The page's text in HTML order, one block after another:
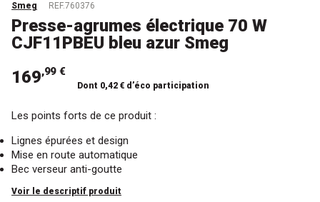
Smeg REF.760376
Presse-agrumes électrique 70 W
CJF11PBEU bleu azur Smeg
169,99 €
Dont 0,42 € d’éco participation
Les points forts de ce produit :
Lignes épurées et design
Mise en route automatique
Bec verseur anti-goutte
Voir le descriptif produit